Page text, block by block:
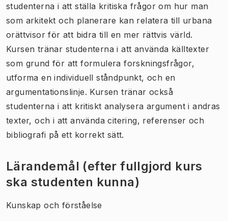
studenterna i att ställa kritiska frågor om hur man
som arkitekt och planerare kan relatera till urbana
orättvisor för att bidra till en mer rättvis värld.
Kursen tränar studenterna i att använda källtexter
som grund för att formulera forskningsfrågor,
utforma en individuell ståndpunkt, och en
argumentationslinje. Kursen tränar också
studenterna i att kritiskt analysera argument i andras
texter, och i att använda citering, referenser och
bibliografi på ett korrekt sätt.
Lärandemål (efter fullgjord kurs
ska studenten kunna)
Kunskap och förståelse